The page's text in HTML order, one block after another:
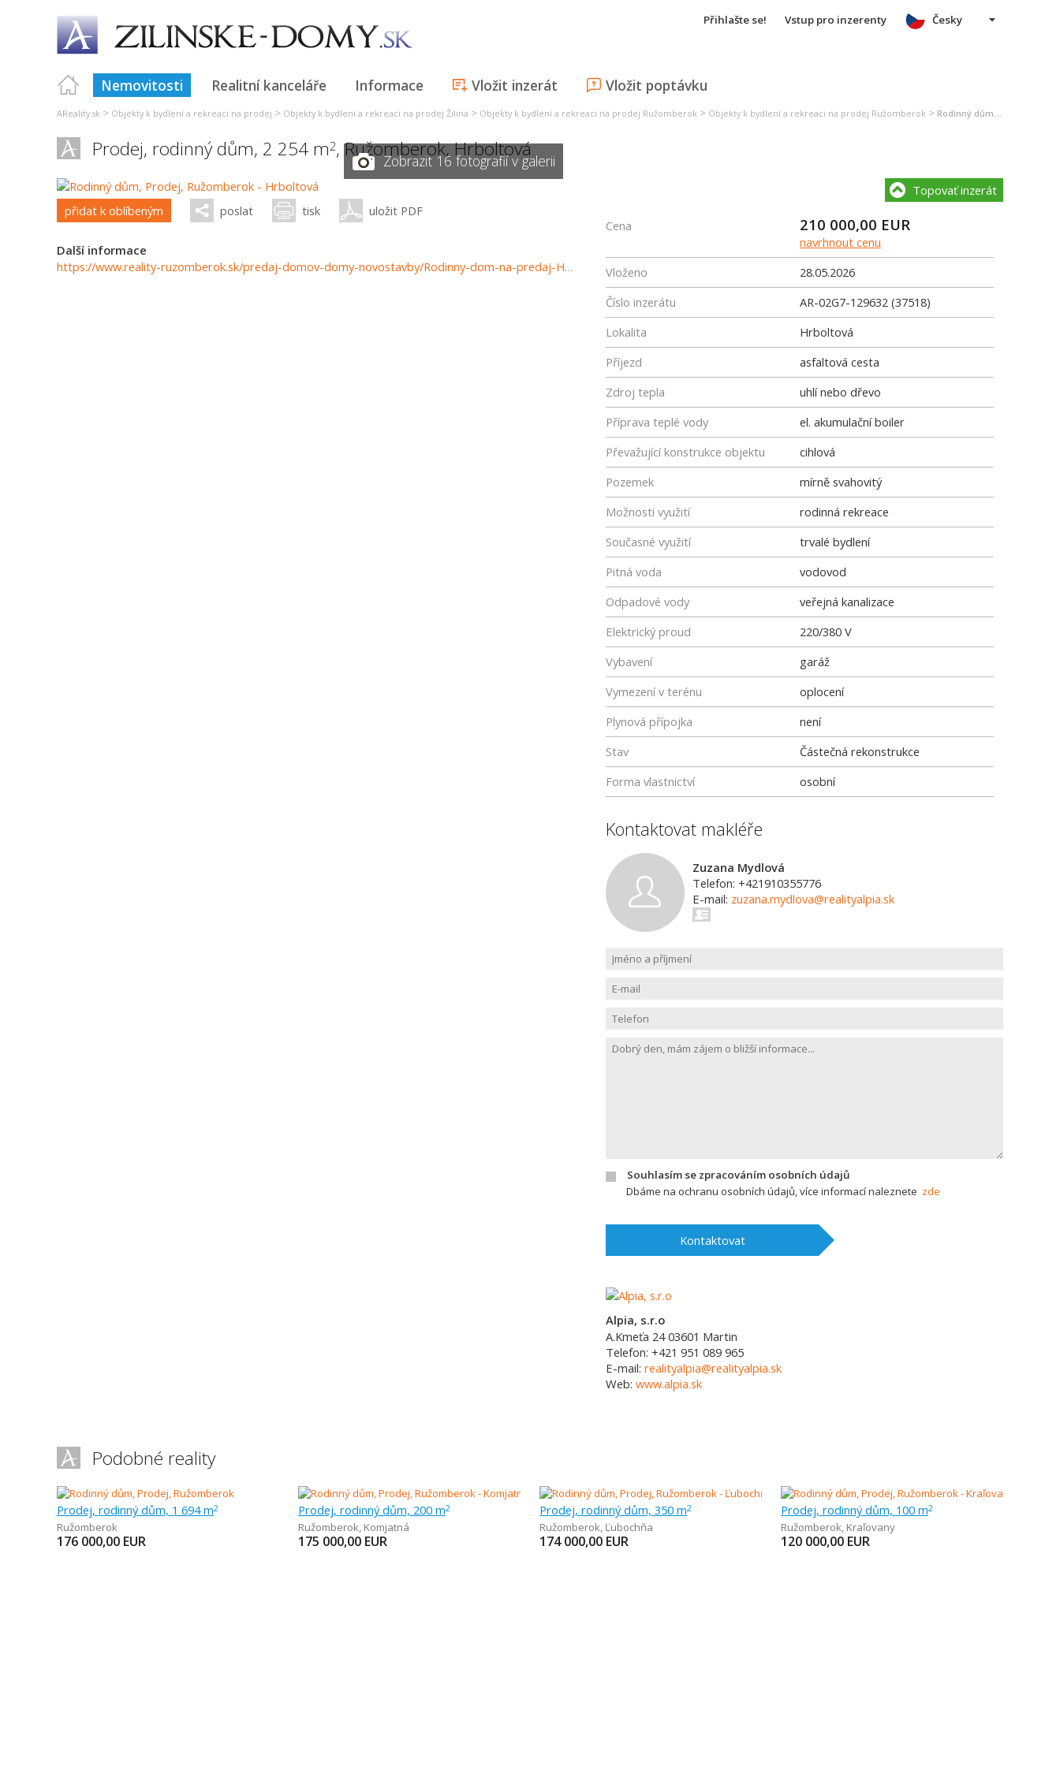
Přihlašte se! Vstup pro inzerenty
Nemovitosti Realitní kanceláře Informace Vložit inzerát Vložit poptávku
Česky
AReality.sk > Objekty k bydlení a rekreaci na prodej > Objekty k bydlení a rekreaci na prodej Žilina > Objekty k bydlení a rekreaci na prodej Ružomberok > Objekty k bydlení a rekreaci na prodej Ružomberok > Rodinný dům na prodej Ružomberok
Prodej, rodinný dům, 2 254 m2,Ružomberok,Hrboltová
Zobrazit 16 fotografií v galerii
přidat k oblíbeným poslat tisk uložit PDF
Další informace
https://www.reality-ruzomberok.sk/predaj-domov-domy-novostavby/Rodinny-dom-na-predaj-Hrboltova-Ruzomberok-37518/?utm_source=areality&utm_medium=xml&utm_term=37518&utm_content=dom&utm_campaign=portaly
Topovať inzerát
Cena 210 000,00 EUR
navrhnout cenu
Vloženo
28.05.2026
Číslo inzerátu
AR-02G7-129632 (37518)
Lokalita
Hrboltová
Příjezd
asfaltová cesta
Zdroj tepla
uhlí nebo dřevo
Příprava teplé vody
el. akumulační boiler
Převažující konstrukce objektu
cihlová
Pozemek
mírně svahovitý
Možnosti využití
rodinná rekreace
Současné využití
trvalé bydlení
Pitná voda
vodovod
Odpadové vody
veřejná kanalizace
Elektrický proud
220/380 V
Vybavení
garáž
Vymezení v terénu
oplocení
Plynová přípojka
není
Stav
Částečná rekonstrukce
Forma vlastnictví
osobní
Kontaktovat makléře
Zuzana Mydlová
Telefon: +421910355776
E-mail: zuzana.mydlova@realityalpia.sk
Souhlasím se zpracováním osobních údajů
Dbáme na ochranu osobních údajů, více informací naleznete zde
Kontaktovat
Alpia, s.r.o
A.Kmeťa 24 03601 Martin
Telefon: +421 951 089 965
E-mail: realityalpia@realityalpia.sk
Web: www.alpia.sk
Podobné reality
Prodej, rodinný dům, 1 694 m2
Ružomberok
176 000,00 EUR
Prodej, rodinný dům, 200 m2
Ružomberok, Komjatná
175 000,00 EUR
Prodej, rodinný dům, 350 m2
Ružomberok, Ľubochňa
174 000,00 EUR
Prodej, rodinný dům, 100 m2
Ružomberok, Kraľovany
120 000,00 EUR